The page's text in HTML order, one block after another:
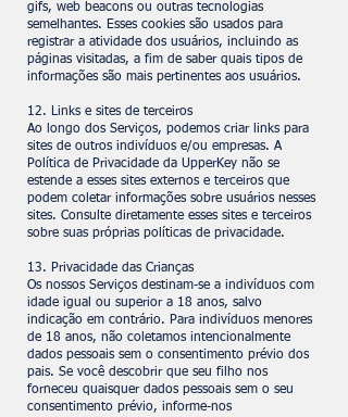
gifs, web beacons ou outras tecnologias
semelhantes. Esses cookies são usados para
registrar a atividade dos usuários, incluindo as
páginas visitadas, a fim de saber quais tipos de
informações são mais pertinentes aos usuários.
12. Links e sites de terceiros
Ao longo dos Serviços, podemos criar links para
sites de outros indivíduos e/ou empresas. A
Política de Privacidade da UpperKey não se
estende a esses sites externos e terceiros que
podem coletar informações sobre usuários nesses
sites. Consulte diretamente esses sites e terceiros
sobre suas próprias políticas de privacidade.
13. Privacidade das Crianças
Os nossos Serviços destinam-se a indivíduos com
idade igual ou superior a 18 anos, salvo
indicação em contrário. Para indivíduos menores
de 18 anos, não coletamos intencionalmente
dados pessoais sem o consentimento prévio dos
pais. Se você descobrir que seu filho nos
forneceu quaisquer dados pessoais sem o seu
consentimento prévio, informe-nos